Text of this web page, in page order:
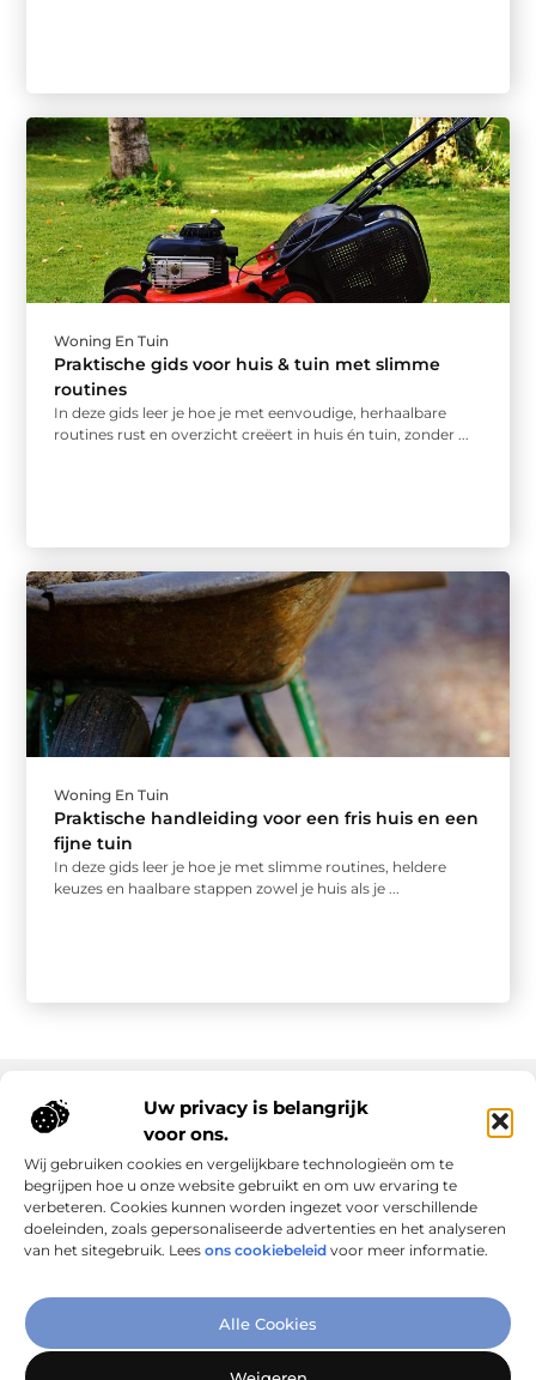
Uw privacy is belangrijk
voor ons.
Wij gebruiken cookies en vergelijkbare technologieën om te
begrijpen hoe u onze website gebruikt en om uw ervaring te
verbeteren. Cookies kunnen worden ingezet voor verschillende
doeleinden, zoals gepersonaliseerde advertenties en het analyseren
van het sitegebruik. Lees ons cookiebeleid voor meer informatie.
Alle Cookies
Woning En Tuin
Praktische gids voor huis & tuin met slimme
routines
In deze gids leer je hoe je met eenvoudige, herhaalbare
routines rust en overzicht creëert in huis én tuin, zonder ...
Woning En Tuin
Praktische handleiding voor een fris huis en een
fijne tuin
In deze gids leer je hoe je met slimme routines, heldere
keuzes en haalbare stappen zowel je huis als je ...
Verbind Artikelen, Deel Inzichten
Onze informatie